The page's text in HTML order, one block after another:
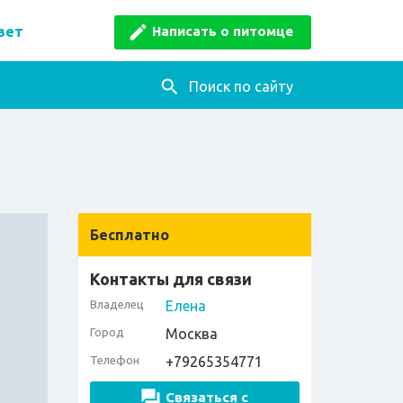
Написать о питомце
Поиск по сайту
Бесплатно
Контакты для связи
Владелец Елена
Город Москва
Телефон +79265354771
Связаться с